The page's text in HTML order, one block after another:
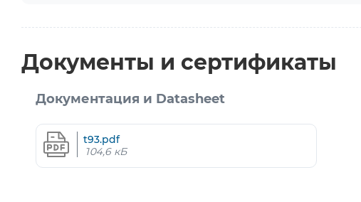
Документы и сертификаты
Документация и Datasheet
t93.pdf
104,6 кБ